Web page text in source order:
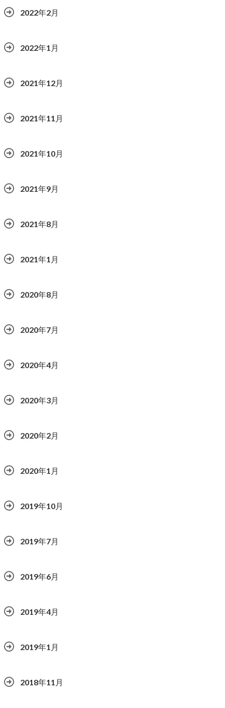
2022年2月
2022年1月
2021年12月
2021年11月
2021年10月
2021年9月
2021年8月
2021年1月
2020年8月
2020年7月
2020年4月
2020年3月
2020年2月
2020年1月
2019年10月
2019年7月
2019年6月
2019年4月
2019年1月
2018年11月